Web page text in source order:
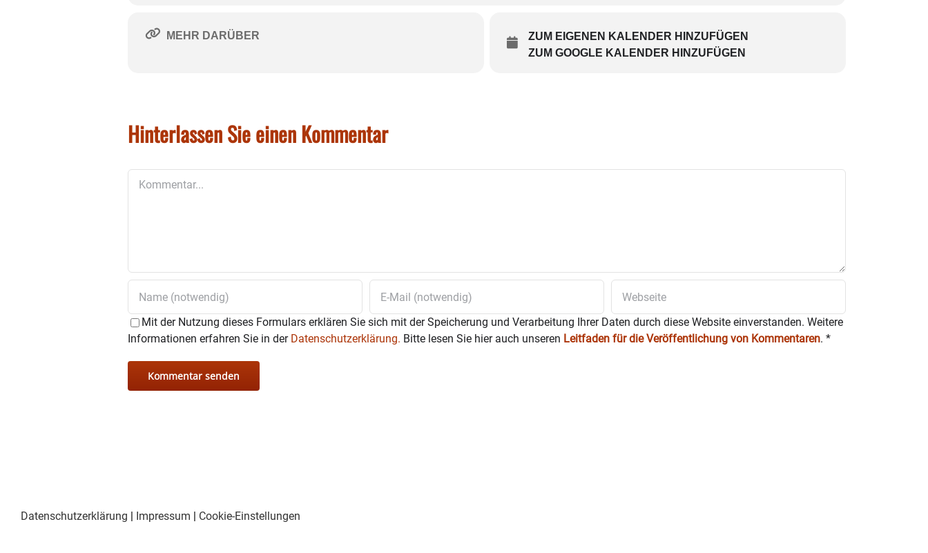
MEHR DARÜBER
ZUM EIGENEN KALENDER HINZUFÜGEN
ZUM GOOGLE KALENDER HINZUFÜGEN
Hinterlassen Sie einen Kommentar
Mit der Nutzung dieses Formulars erklären Sie sich mit der Speicherung und Verarbeitung Ihrer Daten durch diese Website einverstanden. Weitere
Informationen erfahren Sie in der Datenschutzerklärung. Bitte lesen Sie hier auch unseren Leitfaden für die Veröffentlichung von Kommentaren. *
Datenschutzerklärung | Impressum | Cookie-Einstellungen